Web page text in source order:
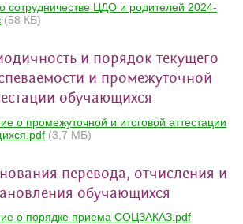
сотрудничестве ЦДО и родителей 2024-
(58 КБ)
и порядок текущего
и промежуточной
обучающихся
о промежуточной и итоговой аттестации
(3,7 МБ)
перевода, отчисления и
обучающихся
о порядке приема СОЦЗАКАЗ.pdf